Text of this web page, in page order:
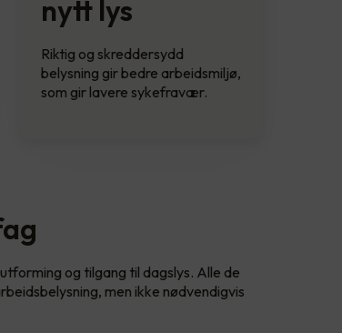
nytt lys
Riktig og skreddersydd
belysning gir bedre arbeidsmiljø,
som gir lavere sykefravær.
og tilgang til dagslys. Alle de
men ikke nødvendigvis